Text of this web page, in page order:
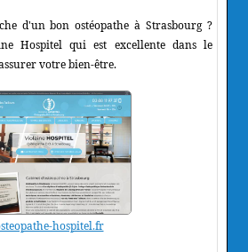
d'un bon ostéopathe à Strasbourg ?
Hospitel qui est excellente dans le
votre bien-être.
hospitel.fr